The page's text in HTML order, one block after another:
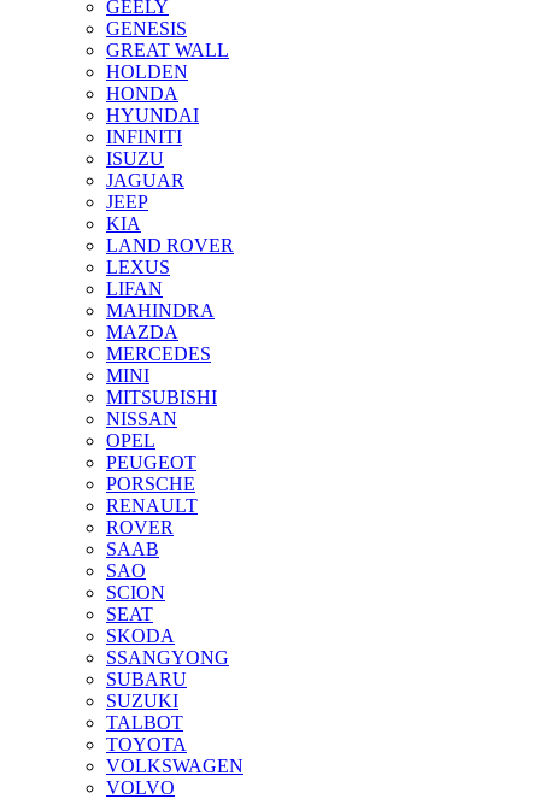
GEELY
GENESIS
GREAT WALL
HOLDEN
HONDA
HYUNDAI
INFINITI
ISUZU
JAGUAR
JEEP
KIA
LAND ROVER
LEXUS
LIFAN
MAHINDRA
MAZDA
MERCEDES
MINI
MITSUBISHI
NISSAN
OPEL
PEUGEOT
PORSCHE
RENAULT
ROVER
SAAB
SAO
SCION
SEAT
SKODA
SSANGYONG
SUBARU
SUZUKI
TALBOT
TOYOTA
VOLKSWAGEN
VOLVO